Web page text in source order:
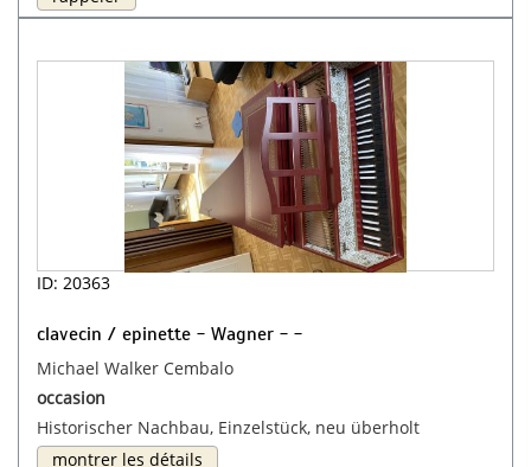
ID: 20363
clavecin / epinette - Wagner - -
Michael Walker Cembalo
occasion
Historischer Nachbau, Einzelstück, neu überholt
montrer les détails